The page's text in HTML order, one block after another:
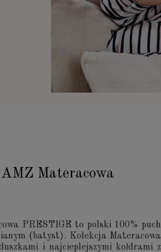
Materacowa
PRESTIGE to polski 100% puch
(batyst). Kolekcja Materacowa
i najcieplejszymi kołdrami z